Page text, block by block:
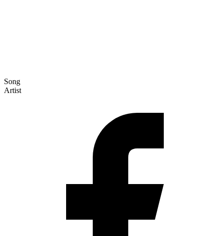
Song
Artist